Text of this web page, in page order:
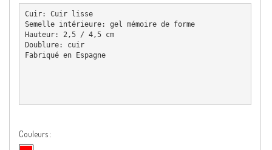
Cuir: Cuir lisse
Semelle intérieure: gel mémoire de forme
Hauteur: 2,5 / 4,5 cm
Doublure: cuir
Fabriqué en Espagne
Couleurs :